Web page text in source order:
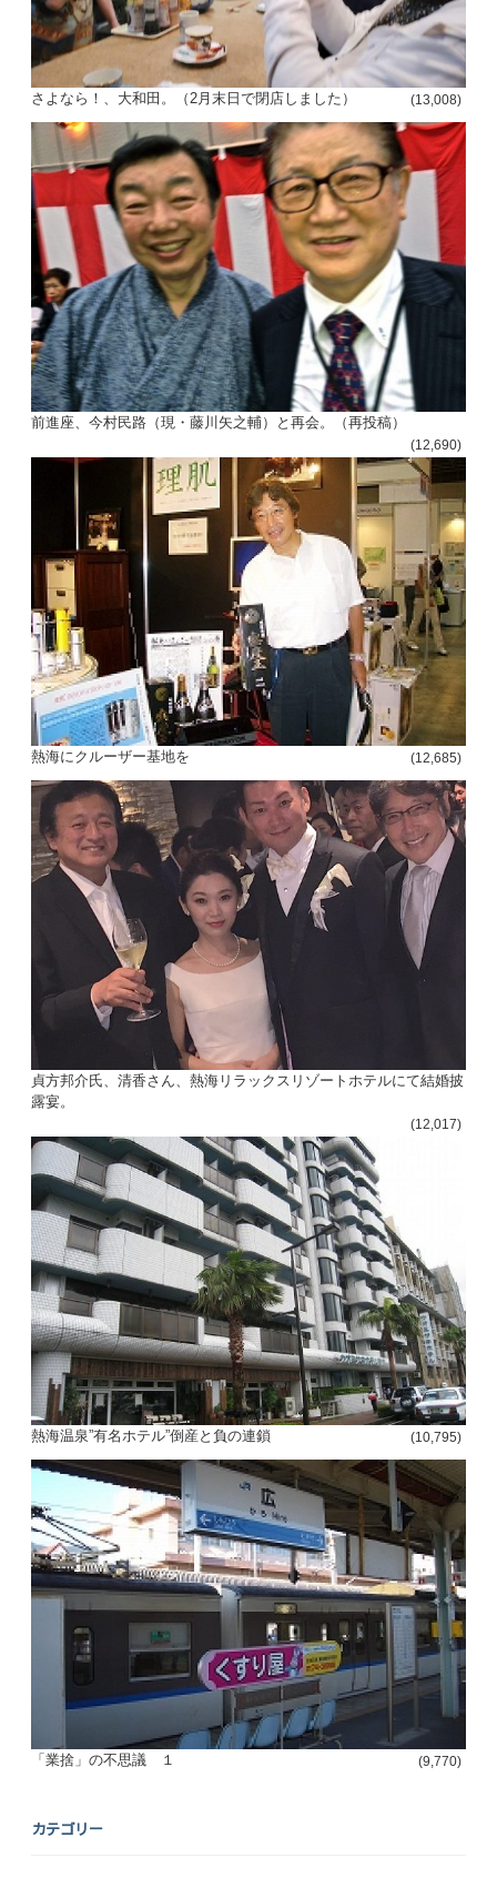
さよなら！、大和田。（2月末日で閉店しました） (13,008)
前進座、今村民路（現・藤川矢之輔）と再会。（再投稿）
(12,690)
熱海にクルーザー基地を (12,685)
貞方邦介氏、清香さん、熱海リラックスリゾートホテルにて結婚披
露宴。
(12,017)
熱海温泉”有名ホテル”倒産と負の連鎖 (10,795)
「業捨」の不思議 １ (9,770)
カテゴリー